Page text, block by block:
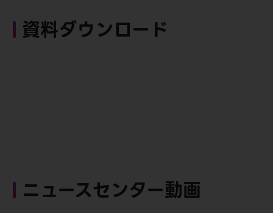
資料ダウンロード
ニュースセンター動画